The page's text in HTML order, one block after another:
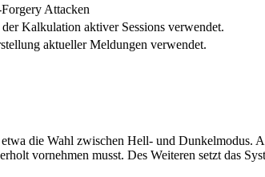
Attacken
Kalkulation aktiver Sessions verwendet.
aktueller Meldungen verwendet.
die Wahl zwischen Hell- und Dunkelmodus.
vornehmen musst. Des Weiteren setzt das